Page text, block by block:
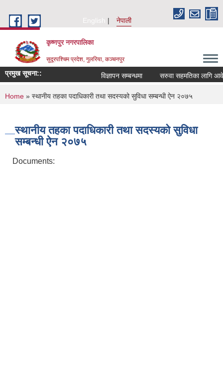
English
नेपाली
कृष्णपुर नगरपालिका
सुदूरपश्चिम प्रदेश, गुलरिया, कञ्चनपुर
प्रमुख सूचना:: विज्ञापन सम्बन्धमा सरुवा सहमतिका लागि
You are here
Home » स्थानीय तहका पदाधिकारी तथा सदस्यको सुविधा सम्बन्धी ऐन २०७५
स्थानीय तहका पदाधिकारी तथा सदस्यको सुविधा
सम्बन्धी ऐन २०७५
Documents: